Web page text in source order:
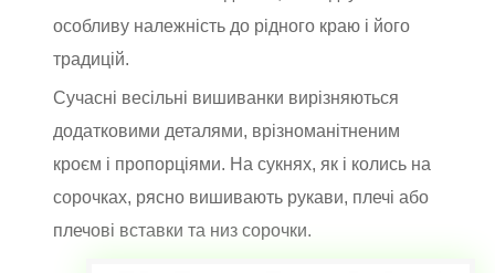
особливу належність до рідного краю і його
традицій.
Сучасні весільні вишиванки вирізняються
додатковими деталями, врізноманітненим
кроєм і пропорціями. На сукнях, як і колись на
сорочках, рясно вишивають рукави, плечі або
плечові вставки та низ сорочки.